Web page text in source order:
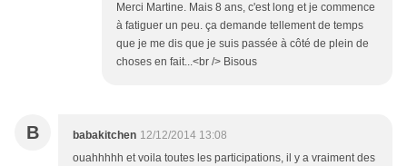
Merci Martine. Mais 8 ans, c'est long et je commence
à fatiguer un peu. ça demande tellement de temps
que je me dis que je suis passée à côté de plein de
choses en fait...<br /> Bisous
B babakitchen 12/12/2014 13:08
ouahhhhh et voila toutes les participations, il y a vraiment des